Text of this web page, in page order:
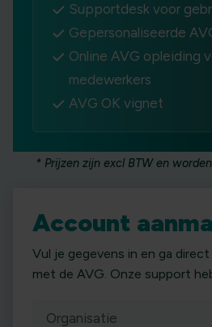
Supportdesk voor
Gepersonaliseerde
Online AVG opleiding
medewerkers
AVG OK vignet
* Prijzen zijn excl BTW en
Account
Vul je gegevens in en ga direct
met de AVG. Onze support
Organisatie